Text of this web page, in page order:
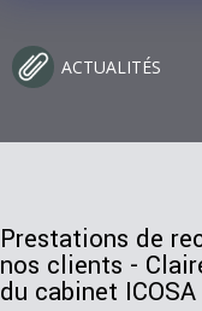
ACTUALITÉS
Prestations de
nos clients -
du cabinet ICOSA